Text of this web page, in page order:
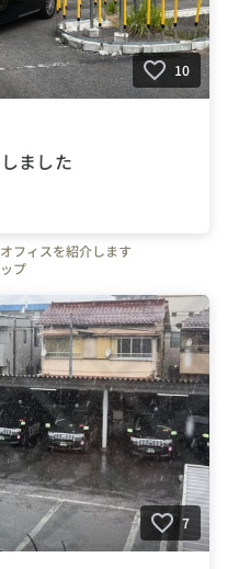
10
ました
フィスを紹介します
プ
7